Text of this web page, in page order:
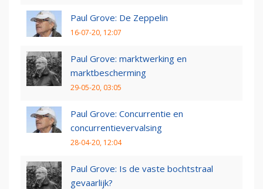
Paul Grove: De Zeppelin
16-07-20, 12:07
Paul Grove: marktwerking en
marktbescherming
29-05-20, 03:05
Paul Grove: Concurrentie en
concurrentievervalsing
28-04-20, 12:04
Paul Grove: Is de vaste bochtstraal
gevaarlijk?